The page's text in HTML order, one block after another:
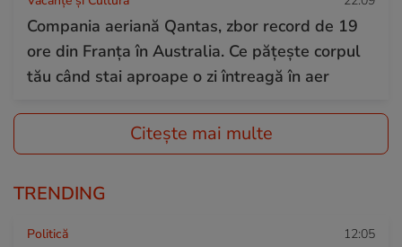
Compania aeriană Qantas, zbor record de 19
ore din Franța în Australia. Ce pățește corpul
tău când stai aproape o zi întreagă în aer
Citește mai multe
TRENDING
Politică 12:05